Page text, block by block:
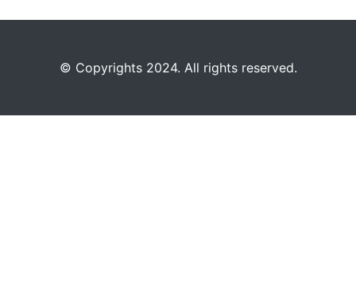
©️ Copyrights 2024. All rights reserved.